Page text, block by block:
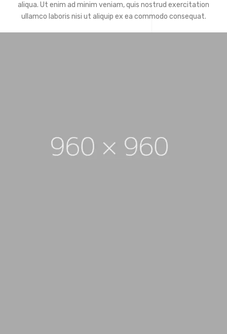
aliqua. Ut enim ad minim veniam, quis nostrud exercitation
ullamco laboris nisi ut aliquip ex ea commodo consequat.